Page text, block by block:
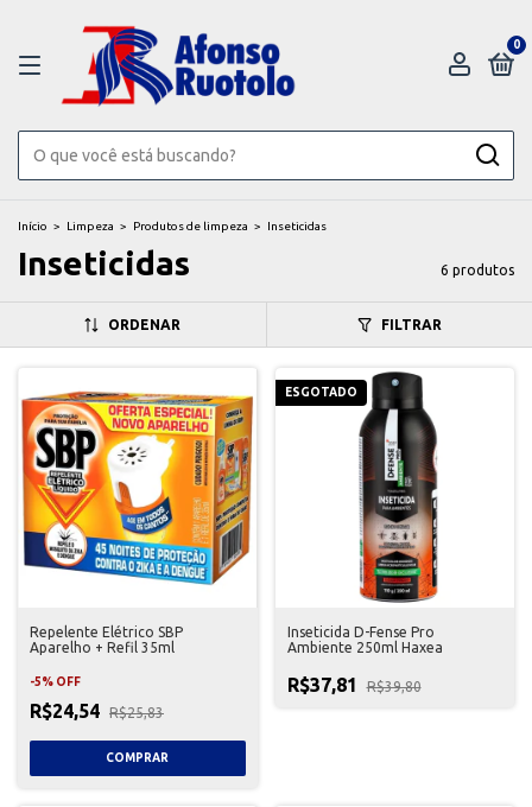
0
Início > Limpeza > Produtos de limpeza > Inseticidas
Inseticidas 6 produtos
ORDENAR FILTRAR
Repelente Elétrico SBP
Aparelho + Refil 35ml
-5% OFF
R$24,54 R$25,83
ESGOTADO
Inseticida D-Fense Pro
Ambiente 250ml Haxea
R$37,81 R$39,80